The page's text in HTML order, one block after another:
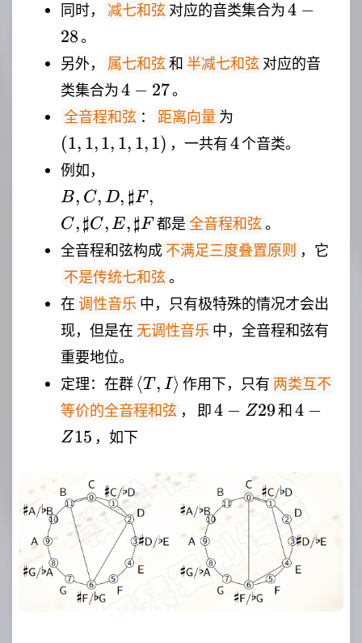
同时，
减七和弦 对应的音类集合为4-
4 −
28。
另外，
属七和弦和 半减七和弦 对应的音
类集合为4-
27
4 − 27。
全音程和弦 ： 距离向量 为
(1, 1,1, 1, 1,1) ，一共有4
4个音类。
例如，
{B,C,D,\sharp
F\\},\\
{C,\sharp
C,E,\sharp
F\\}
B, C, D, ♯F,
C,♯C, E,♯F 都是 全音程和弦 。
全音程和弦构成 不满足三度叠置原则 ，它
不是传统七和弦。
在 调性音乐 中，只有极特殊的情况才会出
现，但是在 无调性音乐 中，全音程和弦有
重要地位。
定理：在群 \langle
T,I
\rangle
⟨T, I⟩ 作用下，只有 两类互不
等价的全音程和弦 ， 即4-
4 − Z29和4-
4 −
Z15 ，如下